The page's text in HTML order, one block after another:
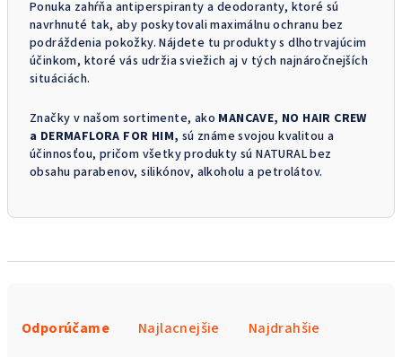
Ponuka zahŕňa antiperspiranty a deodoranty, ktoré sú
navrhnuté tak, aby poskytovali maximálnu ochranu bez
podráždenia pokožky. Nájdete tu produkty s dlhotrvajúcim
účinkom, ktoré vás udržia sviežich aj v tých najnáročnejších
situáciách.
Značky v našom sortimente, ako MANCAVE, NO HAIR CREW
a DERMAFLORA FOR HIM, sú známe svojou kvalitou a
účinnosťou, pričom všetky produkty sú NATURAL bez
obsahu parabenov, silikónov, alkoholu a petrolátov.
Odporúčame Najlacnejšie Najdrahšie